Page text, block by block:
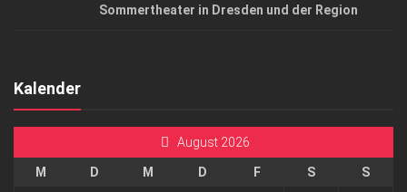
Sommertheater in Dresden und der Region
Kalender
August 2026
M D M D F S
S